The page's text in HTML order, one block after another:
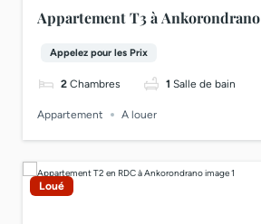
Appartement T3 à Ankorondrano
Appelez pour les Prix
2 Chambres 1 Salle de bain
Appartement A louer
Loué